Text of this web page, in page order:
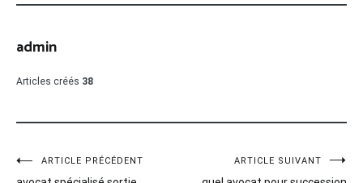
admin
Articles créés 38
Navigation
ARTICLE PRÉCÉDENT ARTICLE SUIVANT